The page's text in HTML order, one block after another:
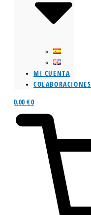
MI CUENTA
COLABORACIONES
0.00 €0